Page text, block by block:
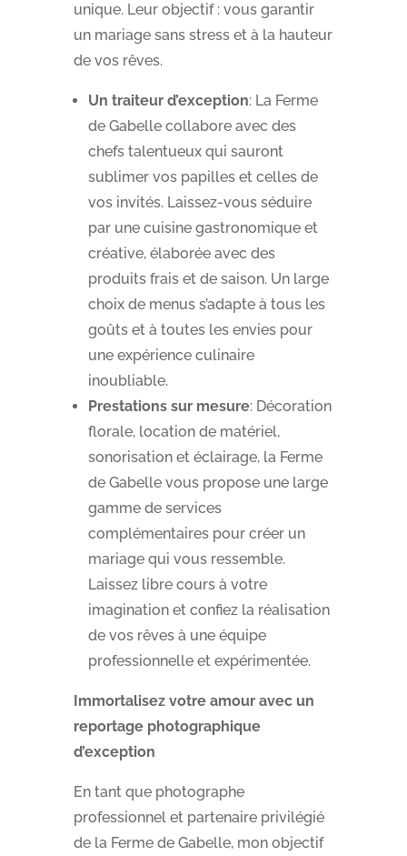
unique. Leur objectif : vous garantir
un mariage sans stress et à la hauteur
de vos rêves.
Un traiteur d’exception: La Ferme
de Gabelle collabore avec des
chefs talentueux qui sauront
sublimer vos papilles et celles de
vos invités. Laissez-vous séduire
par une cuisine gastronomique et
créative, élaborée avec des
produits frais et de saison. Un large
choix de menus s’adapte à tous les
goûts et à toutes les envies pour
une expérience culinaire
inoubliable.
Prestations sur mesure: Décoration
florale, location de matériel,
sonorisation et éclairage, la Ferme
de Gabelle vous propose une large
gamme de services
complémentaires pour créer un
mariage qui vous ressemble.
Laissez libre cours à votre
imagination et confiez la réalisation
de vos rêves à une équipe
professionnelle et expérimentée.
Immortalisez votre amour avec un
reportage photographique
d’exception
En tant que photographe
professionnel et partenaire privilégié
de la Ferme de Gabelle, mon objectif